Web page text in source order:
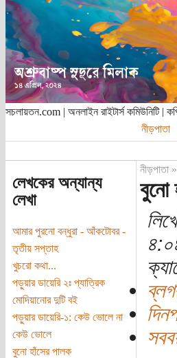
সচলায়তন.com | অনলাইন রাইটার্স কমিউনিটি |
নীড়পাতা
লেখকের অন্যান্য
লেখা
আমার পুরনো বন্ধুরা - আঁকটোবর -
তৃতীয় সপ্তাহ
খুচরো কথা...
পড়ুয়ার ডায়েরি ২ঃ প্যাত্রিক
মোদিয়ানোর দুটি বই
পড়ুয়ার ডায়েরি-১: কেউ ভোলে না
কেউ ভোলে
বুনো হাঁসের পালক
নীড়পাতা
বুনো